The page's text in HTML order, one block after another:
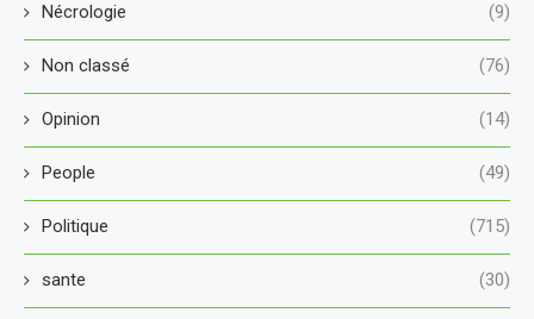
Nécrologie (9)
Non classé (76)
Opinion (14)
People (49)
Politique (715)
sante (30)